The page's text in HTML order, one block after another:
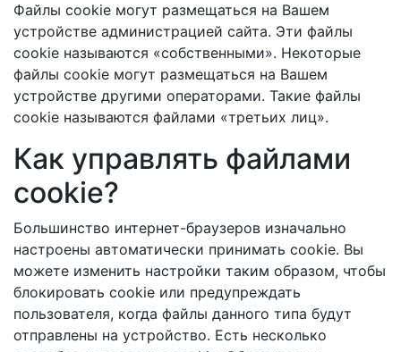
Файлы cookie могут размещаться на Вашем
устройстве администрацией сайта. Эти файлы
cookie называются «собственными». Некоторые
файлы cookie могут размещаться на Вашем
устройстве другими операторами. Такие файлы
cookie называются файлами «третьих лиц».
Как управлять файлами
cookie?
Большинство интернет-браузеров изначально
настроены автоматически принимать cookie. Вы
можете изменить настройки таким образом, чтобы
блокировать cookie или предупреждать
пользователя, когда файлы данного типа будут
отправлены на устройство. Есть несколько